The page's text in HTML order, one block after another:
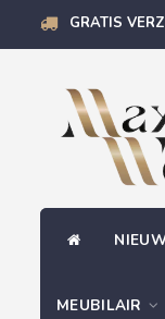
GRATIS
MEUBILAIR